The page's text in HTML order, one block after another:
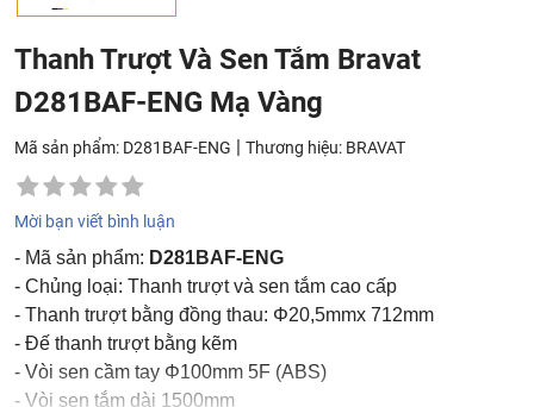
Thanh Trượt Và Sen Tắm Bravat
D281BAF-ENG Mạ Vàng
Mã sản phẩm: D281BAF-ENG | Thương hiệu: BRAVAT
Mời bạn viết bình luận
- Mã sản phẩm: D281BAF-ENG
- Chủng loại: Thanh trượt và sen tắm cao cấp
- Thanh trượt bằng đồng thau: Φ20,5mmx 712mm
- Đế thanh trượt bằng kẽm
- Vòi sen cầm tay Φ100mm 5F (ABS)
- Vòi sen tắm dài 1500mm